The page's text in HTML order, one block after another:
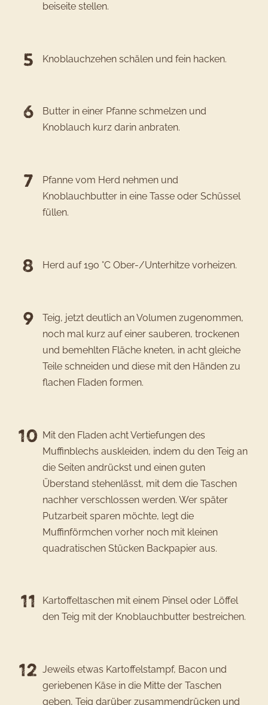
beiseite stellen.
Knoblauchzehen schälen und fein hacken.
Butter in einer Pfanne schmelzen und
Knoblauch kurz darin anbraten.
Pfanne vom Herd nehmen und
Knoblauchbutter in eine Tasse oder Schüssel
füllen.
Herd auf 190 °C Ober-/Unterhitze vorheizen.
Teig, jetzt deutlich an Volumen zugenommen,
noch mal kurz auf einer sauberen, trockenen
und bemehlten Fläche kneten, in acht gleiche
Teile schneiden und diese mit den Händen zu
flachen Fladen formen.
Mit den Fladen acht Vertiefungen des
Muffinblechs auskleiden, indem du den Teig an
die Seiten andrückst und einen guten
Überstand stehenlässt, mit dem die Taschen
nachher verschlossen werden. Wer später
Putzarbeit sparen möchte, legt die
Muffinförmchen vorher noch mit kleinen
quadratischen Stücken Backpapier aus.
Kartoffeltaschen mit einem Pinsel oder Löffel
den Teig mit der Knoblauchbutter bestreichen.
Jeweils etwas Kartoffelstampf, Bacon und
geriebenen Käse in die Mitte der Taschen
geben, Teig darüber zusammendrücken und